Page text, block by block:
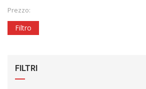
Prezzo:
Filtro
FILTRI